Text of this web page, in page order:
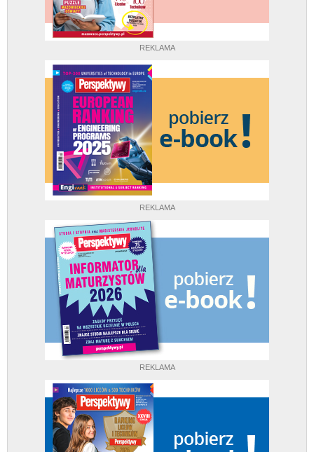
REKLAMA
REKLAMA
REKLAMA